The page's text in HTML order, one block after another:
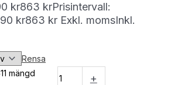
kr863 krPrisintervall:
kr863 kr Exkl. momsInkl.
Rensa
mängd +